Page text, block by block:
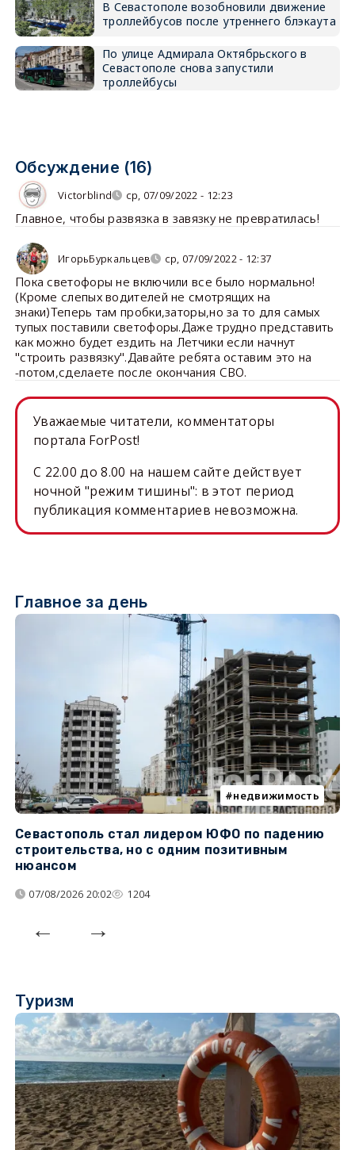
В Севастополе возобновили движение
троллейбусов после утреннего блэкаута
По улице Адмирала Октябрьского в
Севастополе снова запустили
троллейбусы
Обсуждение (16)
Victorblind ср, 07/09/2022 - 12:23
Главное, чтобы развязка в завязку не превратилась!
ИгорьБуркальцев ср, 07/09/2022 - 12:37
Пока светофоры не включили все было нормально!
(Кроме слепых водителей не смотрящих на
знаки)Теперь там пробки,заторы,но за то для самых
тупых поставили светофоры.Даже трудно представить
как можно будет ездить на Летчики если начнут
"строить развязку".Давайте ребята оставим это на
-потом,сделаете после окончания СВО.
Уважаемые читатели, комментаторы
портала ForPost!
C 22.00 до 8.00 на нашем сайте действует
ночной "режим тишины": в этот период
публикация комментариев невозможна.
Главное за день
недвижимость
Севастополь стал лидером ЮФО по падению
строительства, но с одним позитивным
нюансом
07/08/2026 20:02 1204
Туризм